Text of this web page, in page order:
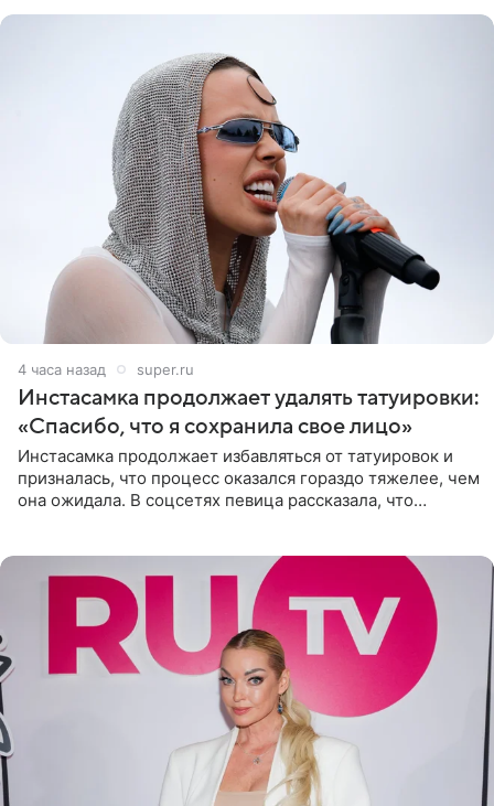
4 часа назад super.ru
Инстасамка продолжает удалять татуировки:
«Спасибо, что я сохранила свое лицо»
Инстасамка продолжает избавляться от татуировок и
призналась, что процесс оказался гораздо тяжелее, чем
она ожидала. В соцсетях певица рассказала, что